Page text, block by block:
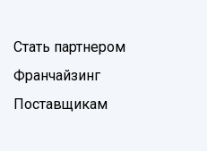
Стать партнером
Франчайзинг
Поставщикам